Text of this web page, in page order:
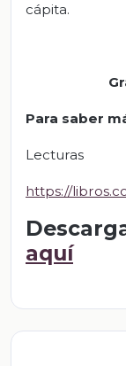
cápita.
Para saber
Lecturas
https://
aquí